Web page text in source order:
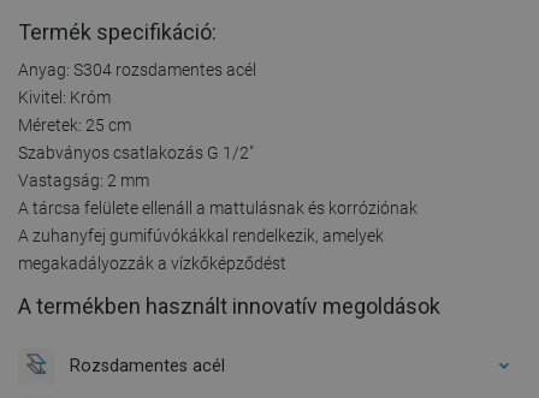
Termék specifikáció:
Anyag: S304 rozsdamentes acél
Kivitel: Króm
Méretek: 25 cm
Szabványos csatlakozás G 1/2"
Vastagság: 2 mm
A tárcsa felülete ellenáll a mattulásnak és korróziónak
A zuhanyfej gumifúvókákkal rendelkezik, amelyek
megakadályozzák a vízkőképződést
A termékben használt innovatív megoldások
Rozsdamentes acél